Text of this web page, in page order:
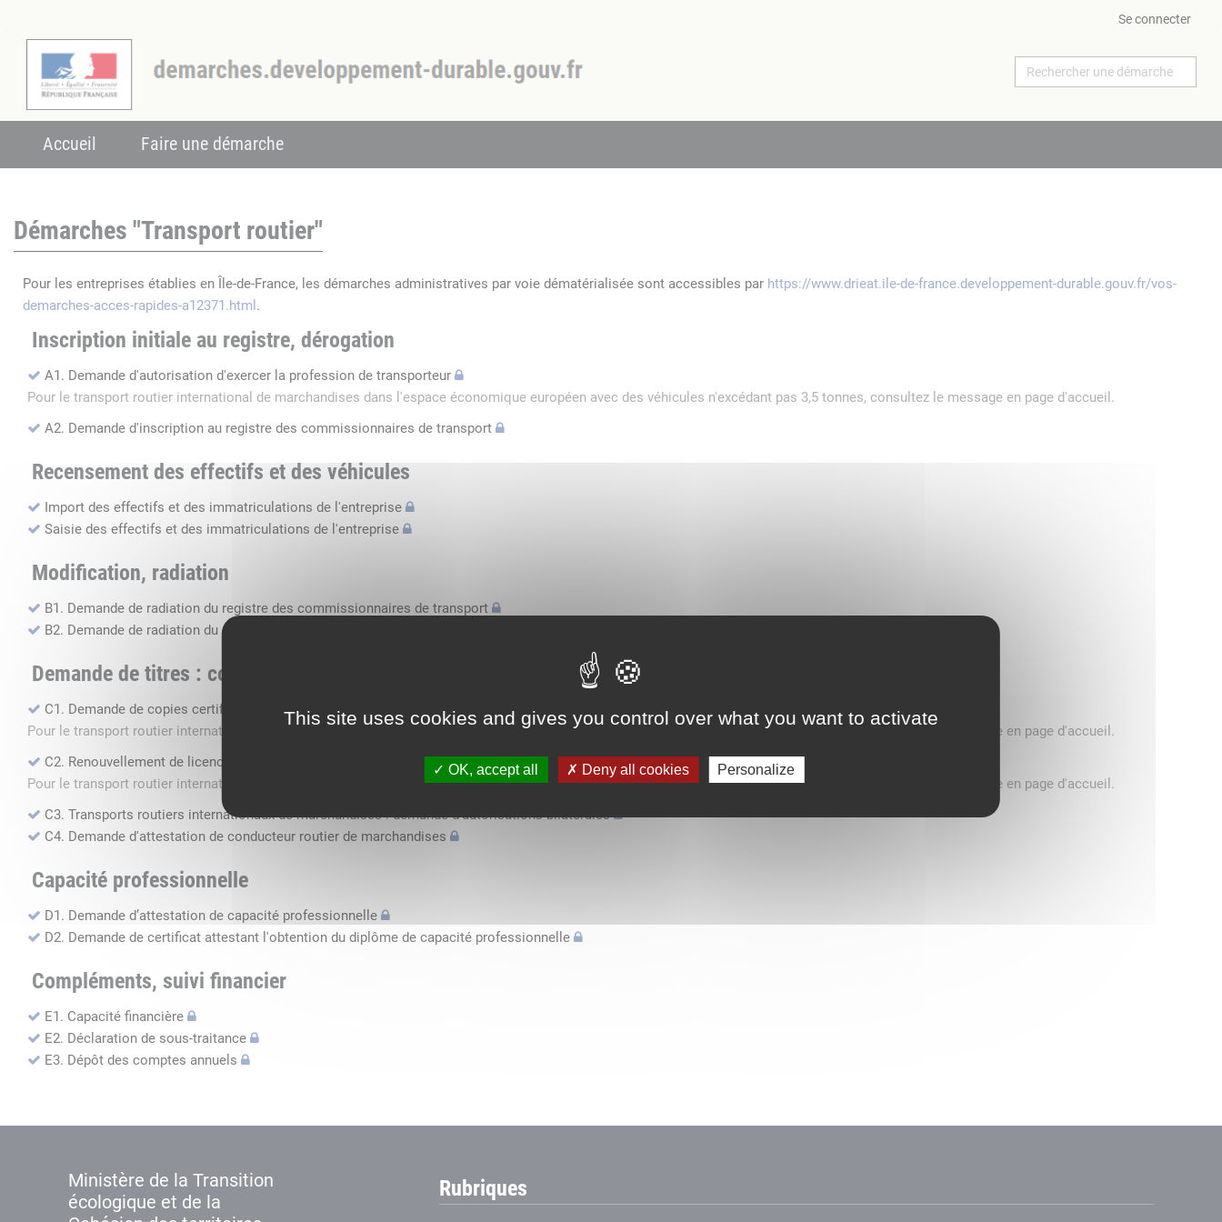
This site uses cookies and gives you control over what you want to activate
OK, accept all Deny all cookies Personalize
Se connecter
Accueil Faire une démarche
Démarches "Transport routier"
Pour les entreprises établies en Île-de-France, les démarches administratives par voie dématérialisée sont accessibles par https://www.drieat.ile-de-france.developpement-durable.gouv.fr/vos-
demarches-acces-rapides-a12371.html .
Inscription initiale au registre, dérogation
A1. Demande d'autorisation d'exercer la profession de transporteur
Pour le transport routier international de marchandises dans l'espace économique européen avec des véhicules n'excédant pas 3,5 tonnes, consultez le message en page d'accueil.
A2. Demande d'inscription au registre des commissionnaires de transport
Recensement des effectifs et des véhicules
Import des effectifs et des immatriculations de l'entreprise
Saisie des effectifs et des immatriculations de l'entreprise
Modification, radiation
B1. Demande de radiation du registre des commissionnaires de transport
B2. Demande de radiation du registre des transports routiers
Demande de titres : copie, renouvellement, bilatérale, attestation conducteurs...
C1. Demande de copies certifiées conformes
Pour le transport routier international de marchandises dans l'espace économique européen avec des véhicules n'excédant pas 3,5 tonnes, consultez le message en page d'accueil.
C2. Renouvellement de licence transport routier
Pour le transport routier international de marchandises dans l'espace économique européen avec des véhicules n'excédant pas 3,5 tonnes, consultez le message en page d'accueil.
C3. Transports routiers internationaux de marchandises : demande d’autorisations bilatérales
C4. Demande d'attestation de conducteur routier de marchandises
Capacité professionnelle
D1. Demande d’attestation de capacité professionnelle
D2. Demande de certificat attestant l'obtention du diplôme de capacité professionnelle
Compléments, suivi financier
E1. Capacité financière
E2. Déclaration de sous-traitance
E3. Dépôt des comptes annuels
Ministère de la Transition
écologique et de la
Rubriques